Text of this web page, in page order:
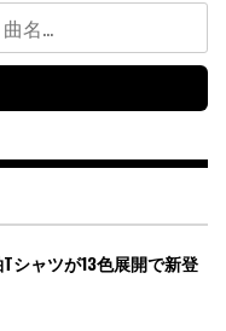
シャツが13色展開で新登